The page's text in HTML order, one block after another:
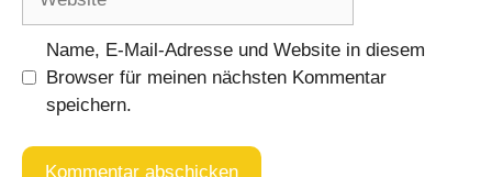
Name, E-Mail-Adresse und Website in diesem
Browser für meinen nächsten Kommentar
speichern.